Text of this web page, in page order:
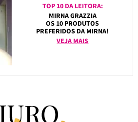
TOP 10 DA LEITORA:
MIRNA GRAZZIA
OS 10 PRODUTOS
PREFERIDOS DA MIRNA!
VEJA MAIS